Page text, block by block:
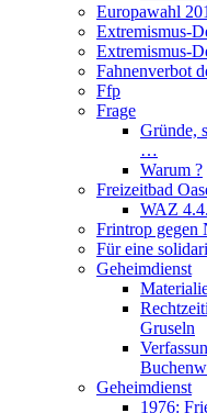
Europawahl
Extremismus-
Extremismus-
Fahnenverbot
Ffp
Frage
Gründe,
…
Warum ?
Freizeitbad
WAZ
Frintrop gegen
Für eine
Geheimdienst
Gruseln
Geheimdienst
1976: